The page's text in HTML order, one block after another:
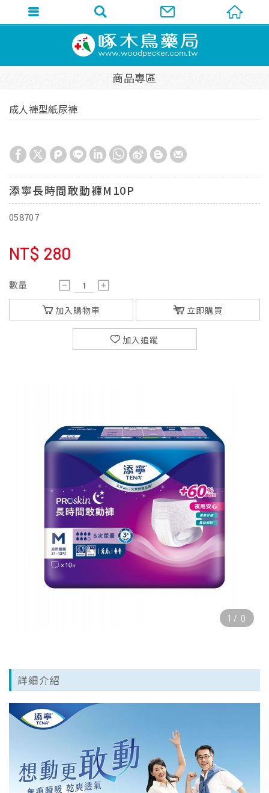
商品專區
成人褲型紙尿褲
添寧長時間敢動褲M10P
058707
NT$ 280
數量
加入購物車 立即購買
加入追蹤
1 / 0
詳細介紹